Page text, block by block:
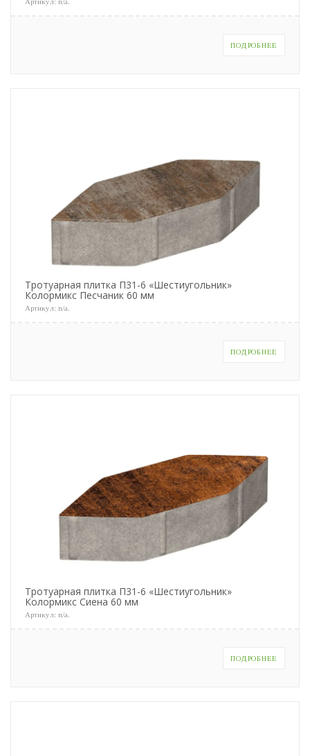
ПОДРОБНЕЕ
Тротуарная плитка П31-6 «Шестиугольник»
Колормикс Песчаник 60 мм
Артикул: n/a
ПОДРОБНЕЕ
Тротуарная плитка П31-6 «Шестиугольник»
Колормикс Сиена 60 мм
Артикул: n/a
ПОДРОБНЕЕ